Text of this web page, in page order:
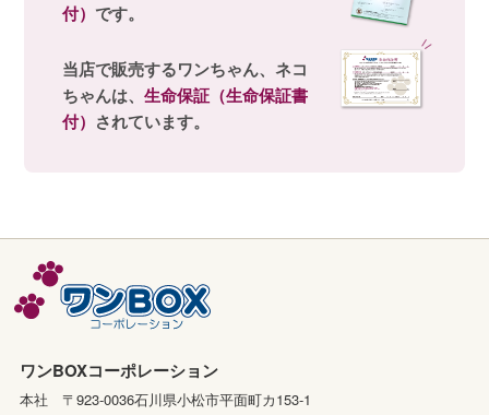
付）です。
当店で販売するワンちゃん、ネコ
ちゃんは、生命保証（生命保証書
付） されています。
ワンBOXコーポレーション
本社 〒923-0036石川県小松市平面町カ153-1